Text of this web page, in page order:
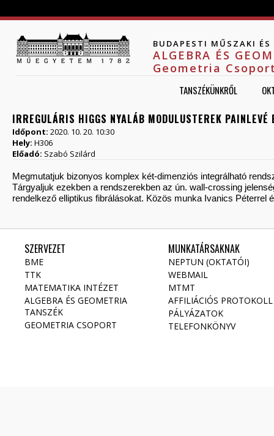
BUDAPESTI MŰSZAKI
ALGEBRA ÉS
Geometria
TANSZÉKÜNKRŐL
IRREGULÁRIS HIGGS NYALÁB MODULUSTEREK PAINLEVÉ
Időpont: 2020. 10. 20. 10:30
Hely: H306
Előadó: Szabó Szilárd
Megmutatjuk bizonyos komplex két-dimenziós integrálható
Tárgyaljuk ezekben a rendszerekben az ún. wall-crossing
rendelkező elliptikus fibrálásokat. Közös munka Ivanics Péterrel
SZERVEZET
BME
TTK
MATEMATIKA INTÉZET
ALGEBRA ÉS GEOMETRIA
TANSZÉK
GEOMETRIA CSOPORT
MUNKATÁRSAKNAK
NEPTUN (OKTATÓI)
WEBMAIL
MTMT
AFFILIÁCIÓS PROTOKOLL
PÁLYÁZATOK
TELEFONKÖNYV